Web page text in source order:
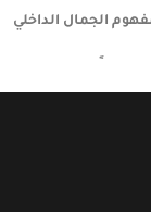
الجمال الداخلي